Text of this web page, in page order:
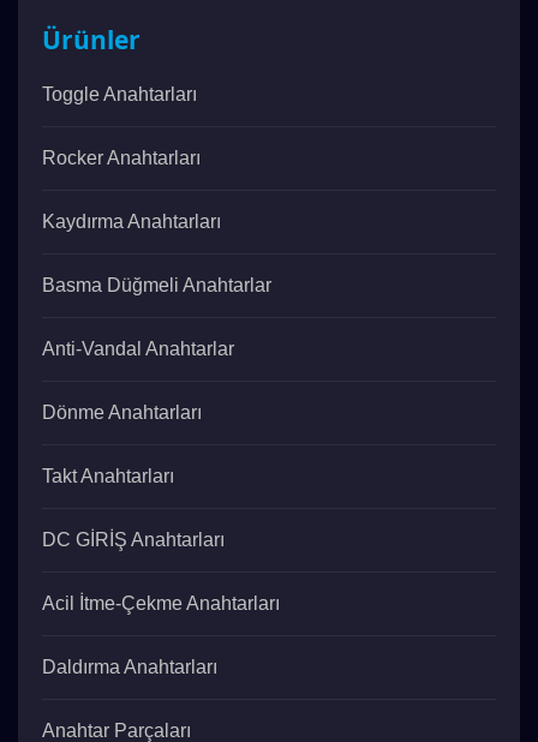
Ürünler
Toggle Anahtarları
Rocker Anahtarları
Kaydırma Anahtarları
Basma Düğmeli Anahtarlar
Anti-Vandal Anahtarlar
Dönme Anahtarları
Takt Anahtarları
DC GİRİŞ Anahtarları
Acil İtme-Çekme Anahtarları
Daldırma Anahtarları
Anahtar Parçaları